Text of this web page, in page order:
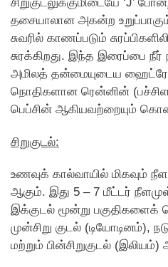
சிறுகுடலுக்குமிடையே ‘J’
தசையாலான அகன்ற
சுவரில் காணப்படும்
சுரக்கிறது. இந்த இரைப்பை நீர்
அமிலத் தன்மையுடைய
நொதிகளான ரென்னின்
பெப்சின் ஆகியவற்றையும்
சிறுகுடல்:
உணவுக் கால்வாயில் மிகவும்
ஆகும். இது 5 – 7 மீட்டர்
இக்குடல் மூன்று
முன்சிறு குடல் (டியோடினம்),
மற்றும் பின்சிறுகுடல் (இலியம்)